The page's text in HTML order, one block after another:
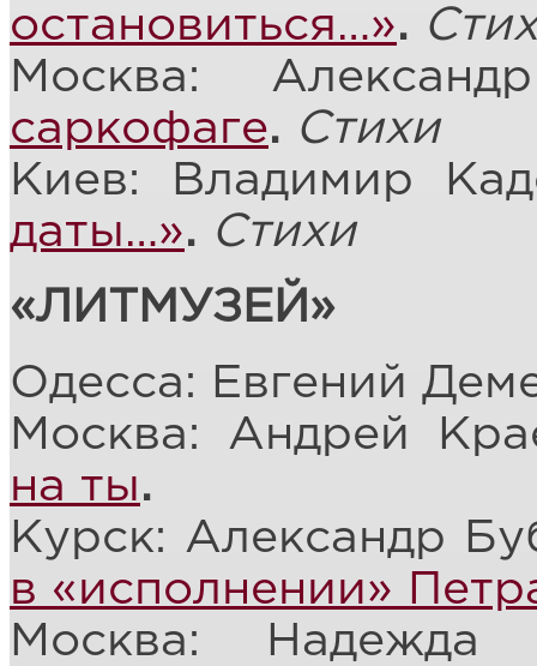
остановиться…».
Москва:
саркофаге. Стихи
Киев: Владимир
даты…». Стихи
«ЛИТМУЗЕЙ»
Одесса: Евгений
Москва: Андрей
на ты.
Курск: Александр
в «исполнении»
Москва: